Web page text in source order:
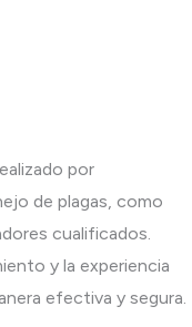
por
de plagas, como
cualificados.
y la experiencia
efectiva y segura.